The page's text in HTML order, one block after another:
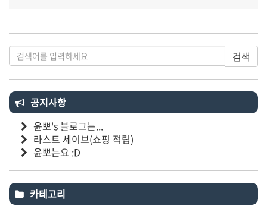
검색
공지사항
윤뽀's 블로그는...
라스트 세이브(쇼핑 적립)
윤뽀는요 :D
카테고리